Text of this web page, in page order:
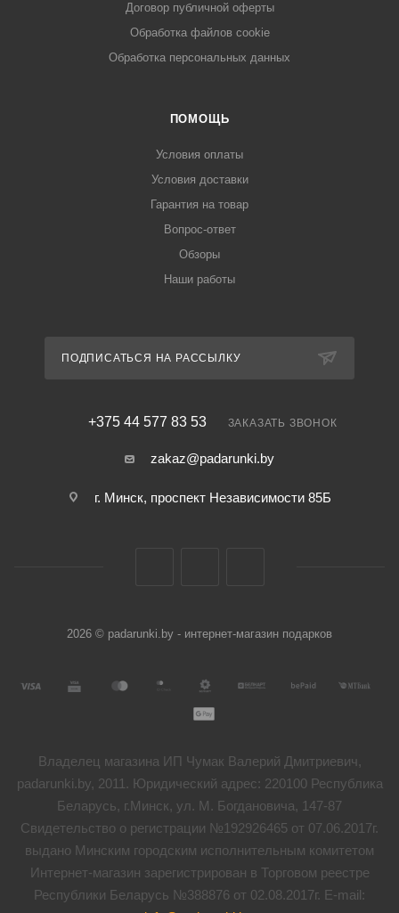
Договор публичной оферты
Обработка файлов cookie
Обработка персональных данных
ПОМОЩЬ
Условия оплаты
Условия доставки
Гарантия на товар
Вопрос-ответ
Обзоры
Наши работы
ПОДПИСАТЬСЯ НА РАССЫЛКУ
+375 44 577 83 53 ЗАКАЗАТЬ ЗВОНОК
zakaz@padarunki.by
г. Минск, проспект Независимости 85Б
2026 © padarunki.by - интернет-магазин подарков
Владелец магазина ИП Чумак Валерий Дмитриевич,
padarunki.by, 2011. Юридический адрес: 220100 Республика
Беларусь, г.Минск, ул. М. Богдановича, 147-87
Свидетельство о регистрации №192926465 от 07.06.2017г.
выдано Минским городским исполнительным комитетом
Интернет-магазин зарегистрирован в Торговом реестре
Республики Беларусь №388876 от 02.08.2017г. E-mail: